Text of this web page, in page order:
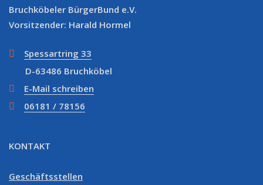
Bruchköbeler BürgerBund e.V.
Vorsitzender: Harald Hormel
Spessartring 33
D-63486 Bruchköbel
E-Mail schreiben
06181 / 78156
KONTAKT
Geschäftsstellen